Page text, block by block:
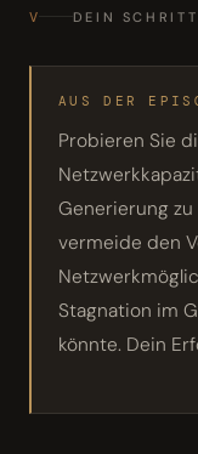
V DEIN SCHRITT
AUS DER
Probieren Sie
Generierung
vermeide den
Stagnation im
könnte. Dein